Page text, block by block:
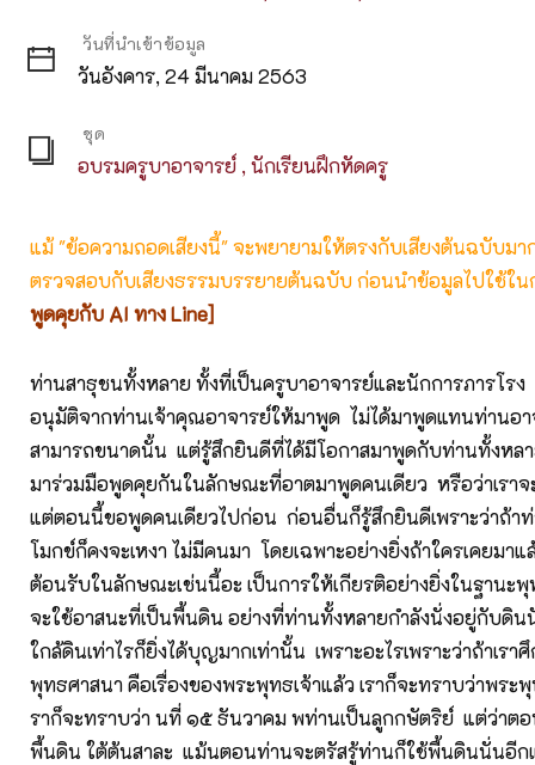
วันที่นำเข้าข้อมูล
วันอังคาร, 24 มีนาคม 2563
ชุด
อบรมครูบาอาจารย์ , นักเรียนฝึกหัดครู
แม้ "ข้อความถอดเสียงนี้" จะพยายามให้ตรงกับเสียงต้นฉบับม
ตรวจสอบกับเสียงธรรมบรรยายต้นฉบับ ก่อนนำข้อมูลไปใช้ใน
พูดคุยกับ AI ทาง Line]
ท่านสาธุชนทั้งหลาย ทั้งที่เป็นครูบาอาจารย์และนักการภารโรง
อนุมัติจากท่านเจ้าคุณอาจารย์ให้มาพูด ไม่ได้มาพูดแทนท่านอา
สามารถขนาดนั้น แต่รู้สึกยินดีที่ได้มีโอกาสมาพูดกับท่านทั้งหลา
มาร่วมมือพูดคุยกันในลักษณะที่อาตมาพูดคนเดียว หรือว่าเรา
แต่ตอนนี้ขอพูดคนเดียวไปก่อน ก่อนอื่นก็รู้สึกยินดีเพราะว่าถ้า
โมกข์ก็คงจะเหงา ไม่มีคนมา โดยเฉพาะอย่างยิ่งถ้าใครเคยมาแ
ต้อนรับในลักษณะเช่นนี้อะ เป็นการให้เกียรติอย่างยิ่งในฐานะ
จะใช้อาสนะที่เป็นพื้นดิน อย่างที่ท่านทั้งหลายกำลังนั่งอยู่กับดิ
ใกล้ดินเท่าไรก็ยิ่งได้บุญมากเท่านั้น เพราะอะไรเพราะว่าถ้าเรา
พุทธศาสนา คือเรื่องของพระพุทธเจ้าแล้ว เราก็จะทราบว่าพระ
ราก็จะทราบว่า นที่ ๑๕ ธันวาคม พท่านเป็นลูกกษัตริย์ แต่ว่าต
พื้นดิน ใต้ต้นสาละ แม้นตอนท่านจะตรัสรู้ท่านก็ใช้พื้นดินนั่นอีก